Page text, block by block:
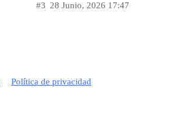
28 Junio, 2026 17:47
#3
Política de privacidad